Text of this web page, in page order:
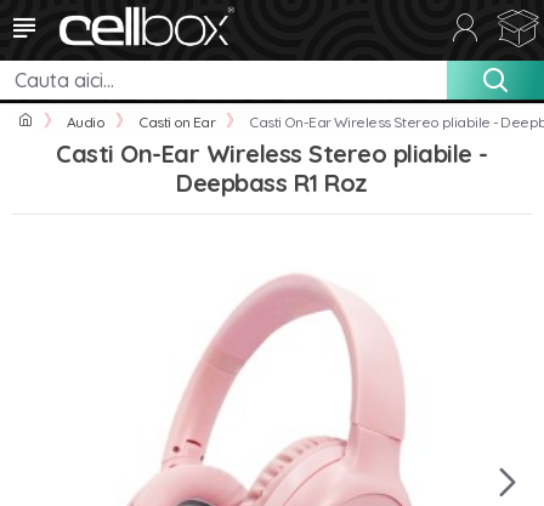
Audio Casti on Ear Casti On-Ear Wireless Stereo pliabile -
Casti On-Ear Wireless Stereo pliabile -
Deepbass R1 Roz